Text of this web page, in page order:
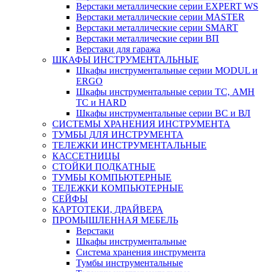
Верстаки металлические серии EXPERT WS
Верстаки металлические серии MASTER
Верстаки металлические серии SMART
Верстаки металлические серии ВП
Верстаки для гаража
ШКАФЫ ИНСТРУМЕНТАЛЬНЫЕ
Шкафы инструментальные серии MODUL и
ERGO
Шкафы инструментальные серии ТС, АМН
ТС и HARD
Шкафы инструментальные серии ВС и ВЛ
СИСТЕМЫ ХРАНЕНИЯ ИНСТРУМЕНТА
ТУМБЫ ДЛЯ ИНСТРУМЕНТА
ТЕЛЕЖКИ ИНСТРУМЕНТАЛЬНЫЕ
КАССЕТНИЦЫ
СТОЙКИ ПОДКАТНЫЕ
ТУМБЫ КОМПЬЮТЕРНЫЕ
ТЕЛЕЖКИ КОМПЬЮТЕРНЫЕ
СЕЙФЫ
КАРТОТЕКИ, ДРАЙВЕРА
ПРОМЫШЛЕННАЯ МЕБЕЛЬ
Верстаки
Шкафы инструментальные
Система хранения инструмента
Тумбы инструментальные